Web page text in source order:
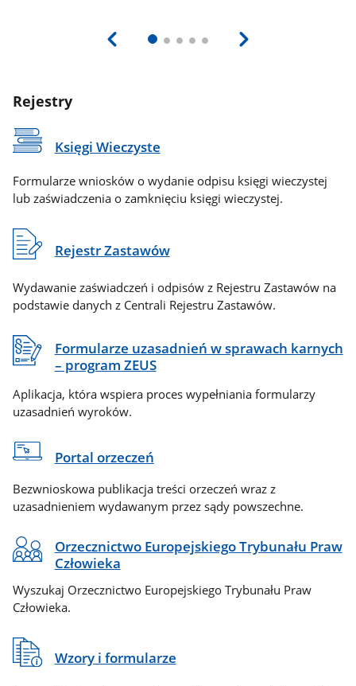
Rejestry
Księgi Wieczyste
Formularze wniosków o wydanie odpisu księgi wieczystej
lub zaświadczenia o zamknięciu księgi wieczystej.
Rejestr Zastawów
Wydawanie zaświadczeń i odpisów z Rejestru Zastawów na
podstawie danych z Centrali Rejestru Zastawów.
Formularze uzasadnień w sprawach karnych
– program ZEUS
Aplikacja, która wspiera proces wypełniania formularzy
uzasadnień wyroków.
Portal orzeczeń
Bezwnioskowa publikacja treści orzeczeń wraz z
uzasadnieniem wydawanym przez sądy powszechne.
Orzecznictwo Europejskiego Trybunału Praw
Człowieka
Wyszukaj Orzecznictwo Europejskiego Trybunału Praw
Człowieka.
Wzory i formularze